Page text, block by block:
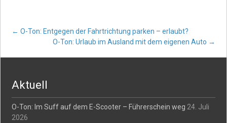
Post
← O-Ton: Entgegen der Fahrtrichtung parken – erlaubt?
O-Ton: Urlaub im Ausland mit dem eigenen Auto →
Aktuell
O-Ton: Im Suff auf dem E-Scooter – Führerschein weg 24. Juli
2026